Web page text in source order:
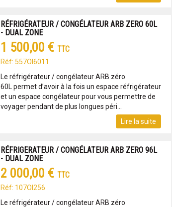
RÉFRIGÉRATEUR / CONGÉLATEUR ARB ZERO 60L
- DUAL ZONE
1 500,00 € TTC
Réf: 557OI6011
Le réfrigérateur / congélateur ARB zéro
60L permet d’avoir à la fois un espace réfrigérateur
et un espace congélateur pour vous permettre de
voyager pendant de plus longues péri...
Lire la suite
RÉFRIGERATEUR / CONGÉLATEUR ARB ZERO 96L
- DUAL ZONE
2 000,00 € TTC
Réf: 107OI256
Le réfrigérateur / congélateur ARB zéro